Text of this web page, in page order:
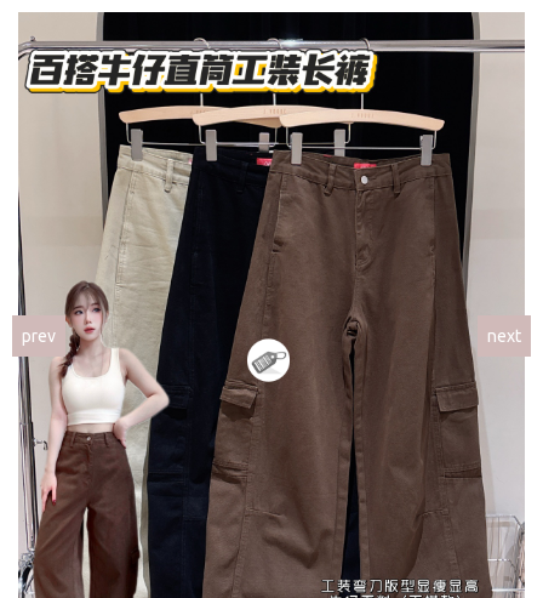
prev next